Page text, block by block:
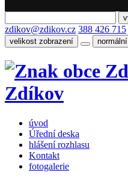
zdikov@zdikov.cz 388 426 715
velikost zobrazení normální
Zdíkov
úvod
Úřední deska
hlášení rozhlasu
Kontakt
fotogalerie